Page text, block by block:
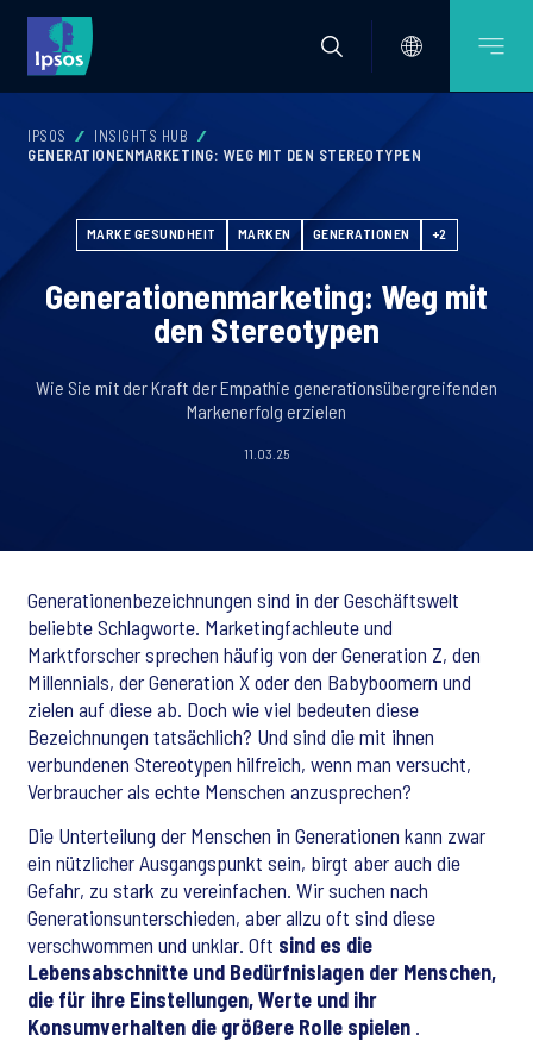
IPSOS
INSIGHTS HUB
GENERATIONENMARKETING: WEG MIT DEN STEREOTYPEN
MARKE GESUNDHEIT MARKEN GENERATIONEN +2
Generationenmarketing: Weg mit
den Stereotypen
Wie Sie mit der Kraft der Empathie generationsübergreifenden
Markenerfolg erzielen
11.03.25
Generationenbezeichnungen sind in der Geschäftswelt
beliebte Schlagworte. Marketingfachleute und
Marktforscher sprechen häufig von der Generation Z, den
Millennials, der Generation X oder den Babyboomern und
zielen auf diese ab. Doch wie viel bedeuten diese
Bezeichnungen tatsächlich? Und sind die mit ihnen
verbundenen Stereotypen hilfreich, wenn man versucht,
Verbraucher als echte Menschen anzusprechen?
Die Unterteilung der Menschen in Generationen kann zwar
ein nützlicher Ausgangspunkt sein, birgt aber auch die
Gefahr, zu stark zu vereinfachen. Wir suchen nach
Generationsunterschieden, aber allzu oft sind diese
verschwommen und unklar. Oft sind es die
Lebensabschnitte und Bedürfnislagen der Menschen,
die für ihre Einstellungen, Werte und ihr
Konsumverhalten die größere Rolle spielen .